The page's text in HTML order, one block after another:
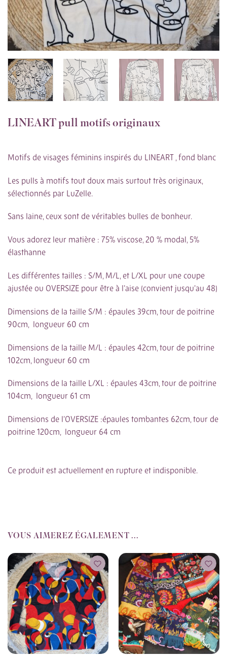
LINEART pull motifs originaux
Motifs de visages féminins inspirés du LINEART , fond blanc
Les pulls à motifs tout doux mais surtout très originaux,
sélectionnés par LuZelle.
Sans laine, ceux sont de véritables bulles de bonheur.
Vous adorez leur matière : 75% viscose, 20 % modal, 5%
élasthanne
Les différentes tailles : S/M, M/L, et L/XL pour une coupe
ajustée ou OVERSIZE pour être à l’aise (convient jusqu’au 48)
Dimensions de la taille S/M : épaules 39cm, tour de poitrine
90cm, longueur 60 cm
Dimensions de la taille M/L : épaules 42cm, tour de poitrine
102cm, longueur 60 cm
Dimensions de la taille L/XL : épaules 43cm, tour de poitrine
104cm, longueur 61 cm
Dimensions de l’OVERSIZE :épaules tombantes 62cm, tour de
poitrine 120cm, longueur 64 cm
Ce produit est actuellement en rupture et indisponible.
VOUS AIMEREZ ÉGALEMENT ...